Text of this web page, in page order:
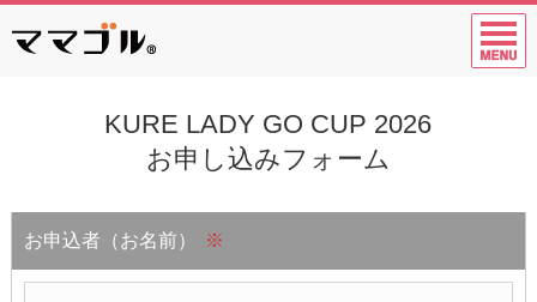
KURE LADY GO CUP 2026
お申し込みフォーム
お申込者（お名前） ※